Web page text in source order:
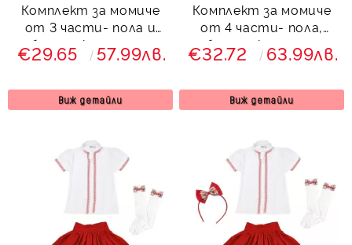
Комплект за момиче
от 3 части- пола и
блуза с къдрици с
етно мотиви и чорапи
€29.65 57.99лв.
Виж детайли
Комплект за момиче
от 4 части- пола,
блуза с къдрици,
чорапи и диадема с
мотиви
€32.72 63.99лв.
Виж детайли